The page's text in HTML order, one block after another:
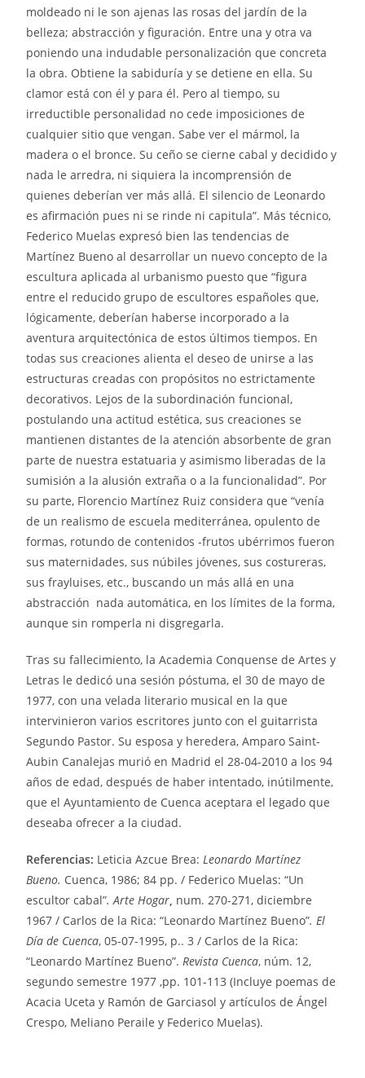
moldeado ni le son ajenas las rosas del jardín de la
belleza; abstracción y figuración. Entre una y otra va
poniendo una indudable personalización que concreta
la obra. Obtiene la sabiduría y se detiene en ella. Su
clamor está con él y para él. Pero al tiempo, su
irreductible personalidad no cede imposiciones de
cualquier sitio que vengan. Sabe ver el mármol, la
madera o el bronce. Su ceño se cierne cabal y decidido y
nada le arredra, ni siquiera la incomprensión de
quienes deberían ver más allá. El silencio de Leonardo
es afirmación pues ni se rinde ni capitula”. Más técnico,
Federico Muelas expresó bien las tendencias de
Martínez Bueno al desarrollar un nuevo concepto de la
escultura aplicada al urbanismo puesto que “figura
entre el reducido grupo de escultores españoles que,
lógicamente, deberían haberse incorporado a la
aventura arquitectónica de estos últimos tiempos. En
todas sus creaciones alienta el deseo de unirse a las
estructuras creadas con propósitos no estrictamente
decorativos. Lejos de la subordinación funcional,
postulando una actitud estética, sus creaciones se
mantienen distantes de la atención absorbente de gran
parte de nuestra estatuaria y asimismo liberadas de la
sumisión a la alusión extraña o a la funcionalidad”. Por
su parte, Florencio Martínez Ruiz considera que “venía
de un realismo de escuela mediterránea, opulento de
formas, rotundo de contenidos -frutos ubérrimos fueron
sus maternidades, sus núbiles jóvenes, sus costureras,
sus frayluises, etc., buscando un más allá en una
abstracción nada automática, en los límites de la forma,
aunque sin romperla ni disgregarla.
Tras su fallecimiento, la Academia Conquense de Artes y
Letras le dedicó una sesión póstuma, el 30 de mayo de
1977, con una velada literario musical en la que
intervinieron varios escritores junto con el guitarrista
Segundo Pastor. Su esposa y heredera, Amparo Saint-
Aubin Canalejas murió en Madrid el 28-04-2010 a los 94
años de edad, después de haber intentado, inútilmente,
que el Ayuntamiento de Cuenca aceptara el legado que
deseaba ofrecer a la ciudad.
Referencias: Leticia Azcue Brea: Leonardo Martínez
Bueno. Cuenca, 1986; 84 pp. / Federico Muelas: “Un
escultor cabal”. Arte Hogar num. 270-271, diciembre
1967 / Carlos de la Rica: “Leonardo Martínez Bueno”. El
Día de Cuenca, 05-07-1995, p.. 3 / Carlos de la Rica:
“Leonardo Martínez Bueno”. Revista Cuenca, núm. 12,
segundo semestre 1977 ,pp. 101-113 (Incluye poemas de
Acacia Uceta y Ramón de Garciasol y artículos de Ángel
Crespo, Meliano Peraile y Federico Muelas).